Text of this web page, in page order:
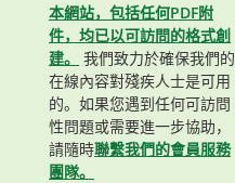
本網站，包括任何PDF附
件，均已以可訪問的格式創
建。
我們致力於確保我們的
在線內容對殘疾人士是可用
的。如果您遇到任何可訪問
性問題或需要進一步協助，
請隨時聯繫我們的會員服務
團隊。